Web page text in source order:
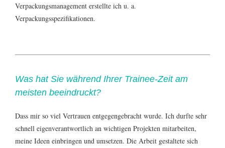
Verpackungsmanagement erstellte ich u. a.
Verpackungsspezifikationen.
Was hat Sie während Ihrer Trainee-Zeit am
meisten beeindruckt?
Dass mir so viel Vertrauen entgegengebracht wurde. Ich durfte sehr
schnell eigenverantwortlich an wichtigen Projekten mitarbeiten,
meine Ideen einbringen und umsetzen. Die Arbeit gestaltete sich